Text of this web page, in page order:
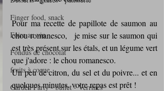
Finger food, snack
Foire au vin
Fondus de chocolat
fruits à coque
Garden Party - buffet - Verrines
Pour ma recette de papillote de saumon au
chou romanesco,   je mise sur le saumon qui
est très présent sur les étals, et un légume vert
que j'adore : le chou romanesco.
Un peu de citron, du sel et du poivre... et en
quelques minutes, votre repas est prêt !